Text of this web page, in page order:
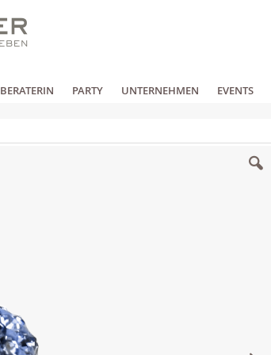
BERATERIN PARTY UNTERNEHMEN EVENTS